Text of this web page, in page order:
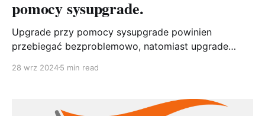
pomocy sysupgrade.
Upgrade przy pomocy sysupgrade powinien
przebiegać bezproblemowo, natomiast upgrade
kilku problemów. Problem 1 - setsy są w tar.xz
rozumie i nie rozpakowuje tego archiwum Problem 2
28 wrz 20245 min read